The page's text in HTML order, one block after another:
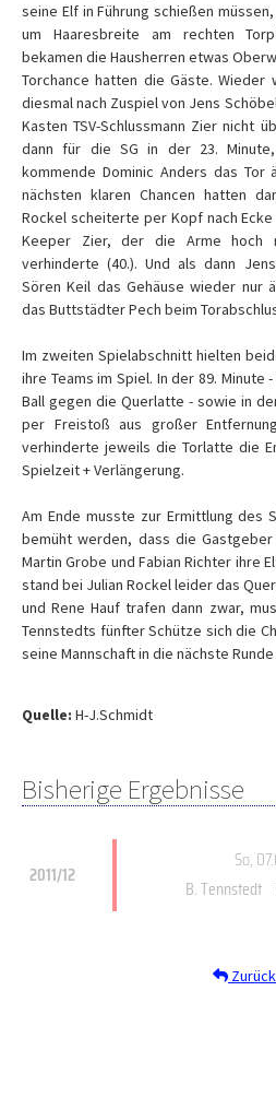
seine Elf in Führung schießen
um Haaresbreite am rechten
bekamen die Hausherren etwas
Torchance hatten die Gäste. Wieder
diesmal nach Zuspiel von Jens
Kasten TSV-Schlussmann Zier nicht
dann für die SG in der 23.
kommende Dominic Anders das
nächsten klaren Chancen hatten
Rockel scheiterte per Kopf nach
Keeper Zier, der die Arme hoch
verhinderte (40.). Und als dann
Sören Keil das Gehäuse wieder nur
das Buttstädter Pech beim
Im zweiten Spielabschnitt hielten
ihre Teams im Spiel. In der 89. Minute
Ball gegen die Querlatte - sowie in
per Freistoß aus großer
verhinderte jeweils die Torlatte die
Spielzeit + Verlängerung.
Am Ende musste zur Ermittlung des
bemüht werden, dass die Gastgeber
Martin Grobe und Fabian Richter ihre
stand bei Julian Rockel leider das
und Rene Hauf trafen dann zwar,
Tennstedts fünfter Schütze sich die
seine Mannschaft in die nächste
Quelle: H-J.Schmidt
Bisherige Ergebnisse
2011/12
So,
B. Tennstedt
Zurück